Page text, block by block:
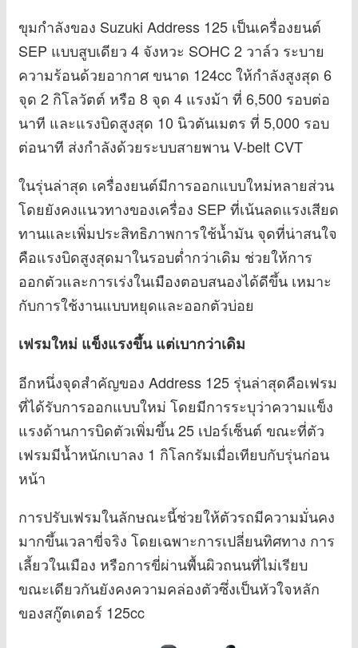
ขุมกำลังของ Suzuki Address 125 เป็นเครื่องยนต์
SEP แบบสูบเดียว 4 จังหวะ SOHC 2 วาล์ว ระบาย
ความร้อนด้วยอากาศ ขนาด 124cc ให้กำลังสูงสุด 6
จุด 2 กิโลวัตต์ หรือ 8 จุด 4 แรงม้า ที่ 6,500 รอบต่อ
นาที และแรงบิดสูงสุด 10 นิวตันเมตร ที่ 5,000 รอบ
ต่อนาที ส่งกำลังด้วยระบบสายพาน V-belt CVT
ในรุ่นล่าสุด เครื่องยนต์มีการออกแบบใหม่หลายส่วน
โดยยังคงแนวทางของเครื่อง SEP ที่เน้นลดแรงเสียด
ทานและเพิ่มประสิทธิภาพการใช้น้ำมัน จุดที่น่าสนใจ
คือแรงบิดสูงสุดมาในรอบต่ำกว่าเดิม ช่วยให้การ
ออกตัวและการเร่งในเมืองตอบสนองได้ดีขึ้น เหมาะ
กับการใช้งานแบบหยุดและออกตัวบ่อย
เฟรมใหม่ แข็งแรงขึ้น แต่เบากว่าเดิม
อีกหนึ่งจุดสำคัญของ Address 125 รุ่นล่าสุดคือเฟรม
ที่ได้รับการออกแบบใหม่ โดยมีการระบุว่าความแข็ง
แรงด้านการบิดตัวเพิ่มขึ้น 25 เปอร์เซ็นต์ ขณะที่ตัว
เฟรมมีน้ำหนักเบาลง 1 กิโลกรัมเมื่อเทียบกับรุ่นก่อน
หน้า
การปรับเฟรมในลักษณะนี้ช่วยให้ตัวรถมีความมั่นคง
มากขึ้นเวลาขี่จริง โดยเฉพาะการเปลี่ยนทิศทาง การ
เลี้ยวในเมือง หรือการขี่ผ่านพื้นผิวถนนที่ไม่เรียบ
ขณะเดียวกันยังคงความคล่องตัวซึ่งเป็นหัวใจหลัก
ของสกู๊ตเตอร์ 125cc